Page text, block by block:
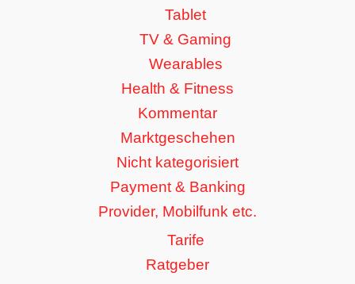
Tablet
TV & Gaming
Wearables
Health & Fitness
Kommentar
Marktgeschehen
Nicht kategorisiert
Payment & Banking
Provider, Mobilfunk etc.
Tarife
Ratgeber